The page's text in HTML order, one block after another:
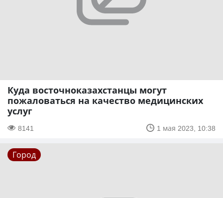
Куда восточноказахстанцы могут
пожаловаться на качество медицинских
услуг
8141 1 мая 2023, 10:38
Город